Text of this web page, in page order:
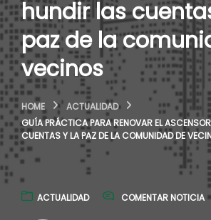
hundir las
paz de la
vecinos
HOME
ACTUALIDAD
GUÍA PRÁCTICA PARA RENOVAR EL
CUENTAS Y LA PAZ DE LA COMUNIDAD DE
ACTUALIDAD COMENTAR NOTICIA